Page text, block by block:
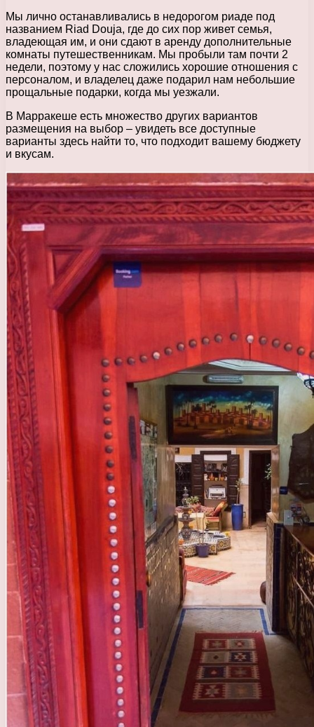
Мы лично останавливались в недорогом риаде под
названием Riad Douja, где до сих пор живет семья,
владеющая им, и они сдают в аренду дополнительные
комнаты путешественникам. Мы пробыли там почти 2
недели, поэтому у нас сложились хорошие отношения с
персоналом, и владелец даже подарил нам небольшие
прощальные подарки, когда мы уезжали.
В Марракеше есть множество других вариантов
размещения на выбор – увидеть все доступные
варианты здесь найти то, что подходит вашему бюджету
и вкусам.